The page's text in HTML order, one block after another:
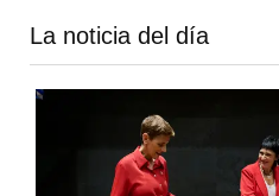
La noticia del día